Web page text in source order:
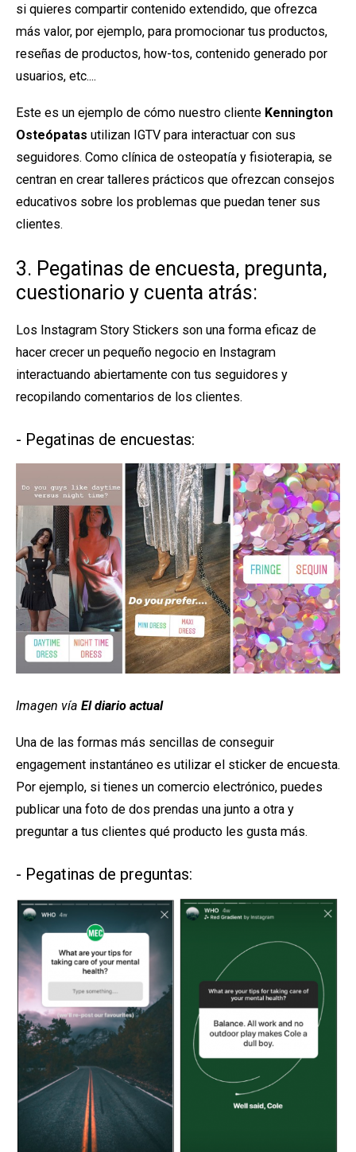
si quieres compartir contenido extendido, que ofrezca
más valor, por ejemplo, para promocionar tus productos,
reseñas de productos, how-tos, contenido generado por
usuarios, etc....
Este es un ejemplo de cómo nuestro cliente Kennington
Osteópatas utilizan IGTV para interactuar con sus
seguidores. Como clínica de osteopatía y fisioterapia, se
centran en crear talleres prácticos que ofrezcan consejos
educativos sobre los problemas que puedan tener sus
clientes.
3. Pegatinas de encuesta, pregunta,
cuestionario y cuenta atrás:
Los Instagram Story Stickers son una forma eficaz de
hacer crecer un pequeño negocio en Instagram
interactuando abiertamente con tus seguidores y
recopilando comentarios de los clientes.
- Pegatinas de encuestas:
Imagen vía El diario actual
Una de las formas más sencillas de conseguir
engagement instantáneo es utilizar el sticker de encuesta.
Por ejemplo, si tienes un comercio electrónico, puedes
publicar una foto de dos prendas una junto a otra y
preguntar a tus clientes qué producto les gusta más.
- Pegatinas de preguntas: